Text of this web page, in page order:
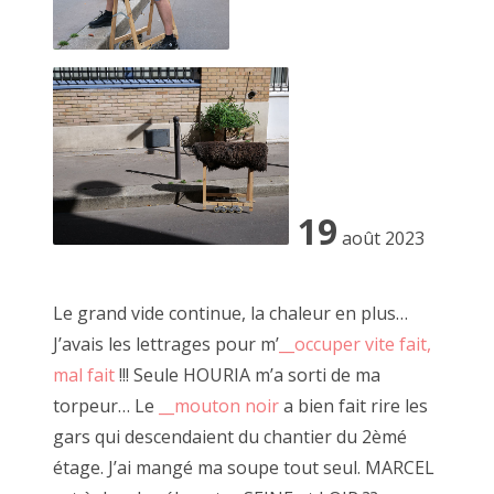
2019 mai
2019 avril
2019 mars
2019 février
2019 janvier
2018 novembre
2018 octobre
2018 septembre
2018 août
19 août 2023
Le grand vide continue, la chaleur en plus…
J’avais les lettrages pour m’ __occuper vite fait,
mal fait!!! Seule HOURIA m’a sorti de ma
torpeur… Le
__mouton noira bien fait rire les
gars qui descendaient du chantier du 2èmé
étage. J’ai mangé ma soupe tout seul. MARCEL
17 mai 2013, Villedômer (37)
Vous l'aurez compris, l'obsession guide l'artiste et c'est ce
Ouvert à tous les curieux qui souhaitent s'y aventurer, JF le
Scour propose une expérience immersive
pour que nous puissions tous devenir les protagonistes
d'une œuvre le temps d'un clic -et pourquoi pas plus.
A travers de multiples performances, il nous invite au jeu